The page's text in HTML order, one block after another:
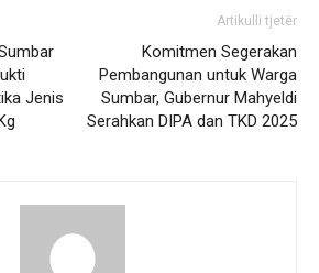
Jenis
Artikulli tjetër
Komitmen Segerakan
Pembangunan untuk Warga
Sumbar, Gubernur Mahyeldi
Serahkan DIPA dan TKD 2025